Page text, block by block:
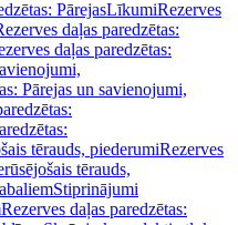
PārejasLīkumiRezerves
daļas paredzētas:
daļas paredzētas:
Pārejas un savienojumi,
tērauds, piederumiRezerves
tērauds,
Stiprinājumi
Rezerves daļas paredzētas: